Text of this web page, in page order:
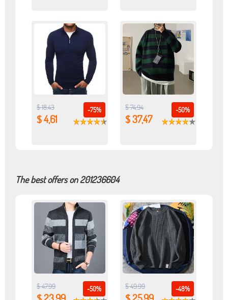
-75%
$ 18,43
$ 4,61
-50%
$ 74,94
$ 37,47
The best offers on 201236604
-50%
$ 47,99 -48%
$ 49,99